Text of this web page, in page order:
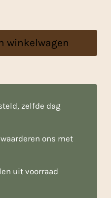
winkelwagen
zelfde dag
ons met
uit voorraad